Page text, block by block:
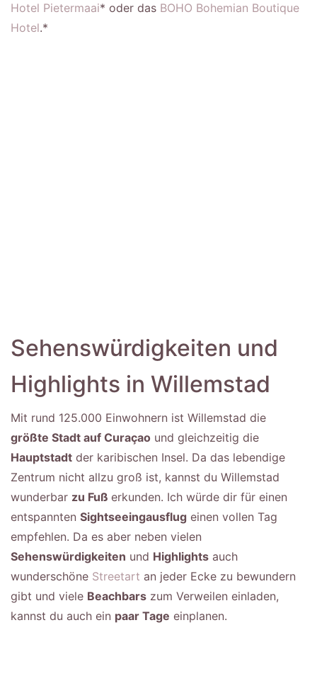
Hotel Pietermaai* oder das BOHO Bohemian Boutique
Hotel.*
Sehenswürdigkeiten und
Highlights in Willemstad
Mit rund 125.000 Einwohnern ist Willemstad die
größte Stadt auf Curaçao und gleichzeitig die
Hauptstadt der karibischen Insel. Da das lebendige
Zentrum nicht allzu groß ist, kannst du Willemstad
wunderbar zu Fuß erkunden. Ich würde dir für einen
entspannten Sightseeingausflug einen vollen Tag
empfehlen. Da es aber neben vielen
Sehenswürdigkeiten und Highlights auch
wunderschöne Streetart an jeder Ecke zu bewundern
gibt und viele Beachbars zum Verweilen einladen,
kannst du auch ein paar Tage einplanen.